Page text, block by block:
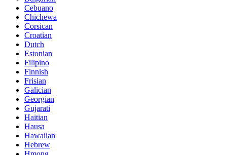
Cebuano
Chichewa
Corsican
Croatian
Dutch
Estonian
Filipino
Finnish
Frisian
Galician
Georgian
Gujarati
Haitian
Hausa
Hawaiian
Hebrew